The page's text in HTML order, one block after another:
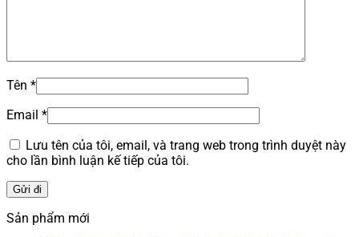
Tên *
Email *
Lưu tên của tôi, email, và trang web trong trình duyệt này
cho lần bình luận kế tiếp của tôi.
Sản phẩm mới